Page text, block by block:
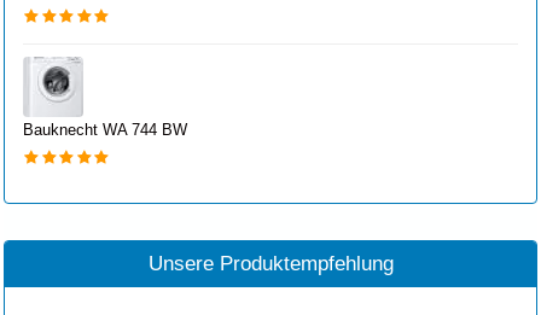
Bauknecht WA 744 BW
Unsere Produktempfehlung